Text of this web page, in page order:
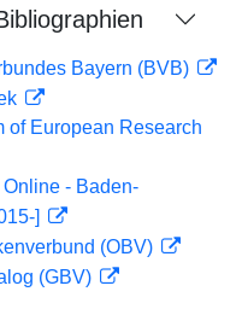
Bayern (BVB)
of European Research
- Baden-
]
(OBV)
(GBV)